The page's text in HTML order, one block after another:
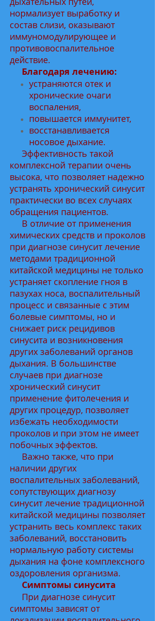
нормализует выработку и
состав слизи, оказывают
иммуномодулирующее и
противовоспалительное
действие.
Благодаря лечению:
устраняются отек и
хронические очаги
воспаления,
повышается иммунитет,
восстанавливается
носовое дыхание.
Эффективность такой
комплексной терапии очень
высока, что позволяет надежно
устранять хронический синусит
практически во всех случаях
обращения пациентов.
В отличие от применения
химических средств и проколов
при диагнозе синусит лечение
методами традиционной
китайской медицины не только
устраняет скопление гноя в
пазухах носа, воспалительный
процесс и связанные с этим
болевые симптомы, но и
снижает риск рецидивов
синусита и возникновения
других заболеваний органов
дыхания. В большинстве
случаев при диагнозе
хронический синусит
применение фитолечения и
других процедур, позволяет
избежать необходимости
проколов и при этом не имеет
побочных эффектов.
Важно также, что при
наличии других
воспалительных заболеваний,
сопутствующих диагнозу
синусит лечение традиционной
китайской медицины позволяет
устранить весь комплекс таких
заболеваний, восстановить
нормальную работу системы
дыхания на фоне комплексного
оздоровления организма.
Симптомы синусита
При диагнозе синусит
симптомы зависят от